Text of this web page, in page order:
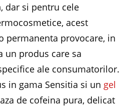
dar si pentru cele
acest
permanenta provocare, in
un produs care sa
ale consumatorilor.
in gama Sensitia si un gel
de cofeina pura, delicat